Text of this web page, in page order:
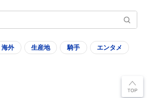
海外 生産地 騎手 エンタメ